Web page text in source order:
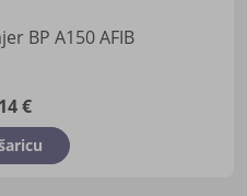
BP A150 AFIB
€